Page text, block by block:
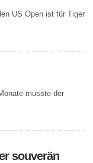
US Open ist für Tiger
musste der
souverän